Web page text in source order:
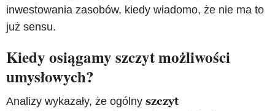
inwestowania zasobów, kiedy wiadomo, że nie ma to
już sensu.
Kiedy osiągamy szczyt możliwości
umysłowych?
Analizy wykazały, że ogólny szczyt